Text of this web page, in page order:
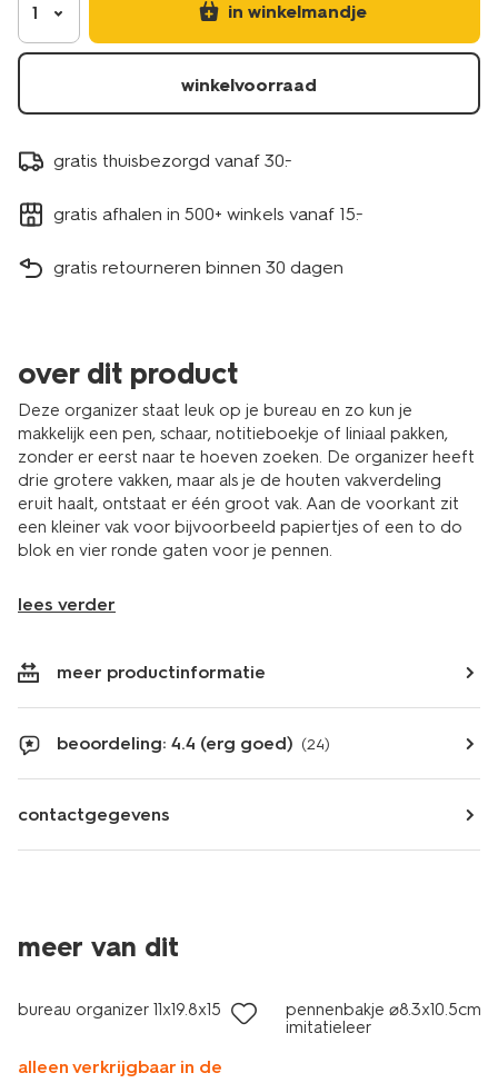
1 in winkelmandje
winkelvoorraad
gratis thuisbezorgd vanaf 30.-
gratis afhalen in 500+ winkels vanaf 15.-
gratis retourneren binnen 30 dagen
over dit product
Deze organizer staat leuk op je bureau en zo kun je
makkelijk een pen, schaar, notitieboekje of liniaal pakken,
zonder er eerst naar te hoeven zoeken. De organizer heeft
drie grotere vakken, maar als je de houten vakverdeling
eruit haalt, ontstaat er één groot vak. Aan de voorkant zit
een kleiner vak voor bijvoorbeeld papiertjes of een to do
blok en vier ronde gaten voor je pennen.
lees verder
meer productinformatie
beoordeling: 4.4 (erg goed) (24)
contactgegevens
meer van dit
bureau organizer 11x19.8x15
alleen verkrijgbaar in de
pennenbakje ⌀8.3x10.5cm
imitatieleer